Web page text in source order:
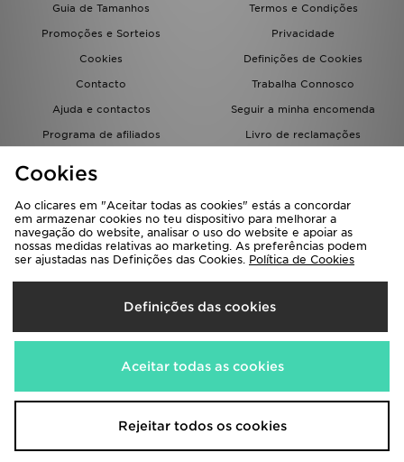
Guia de Tamanhos
Termos e Condições
Promoções e Sorteios
Privacidade
Cookies
Definições de Cookies
Contacto
Trabalha Connosco
Ajuda e contactos
Seguir a minha encomenda
Programa de afiliados
Livro de reclamações
Seleciona O País
Portugal
Aceitamos os seguintes métodos de pagamento
Visita a nossa página corporativa emwww.jdplc.com
Cookies
Ao clicares em "Aceitar todas as cookies" estás a concordar
em armazenar cookies no teu dispositivo para melhorar a
navegação do website, analisar o uso do website e apoiar as
nossas medidas relativas ao marketing. As preferências podem
ser ajustadas nas Definições das Cookies. Política de Cookies
Definições das cookies
Aceitar todas as cookies
Rejeitar todos os cookies